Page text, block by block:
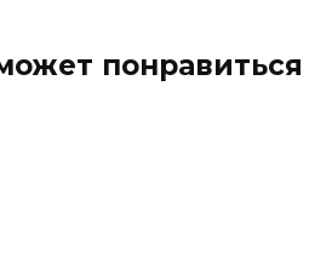
понравиться